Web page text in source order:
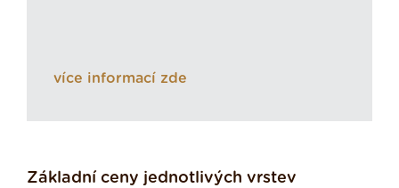
více informací zde
Základní ceny jednotlivých vrstev